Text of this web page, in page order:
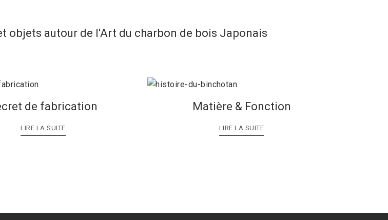
objets autour de l'Art du charbon de bois Japonais
de fabrication
LIRE LA SUITE
Matière & Fonction
LIRE LA SUITE